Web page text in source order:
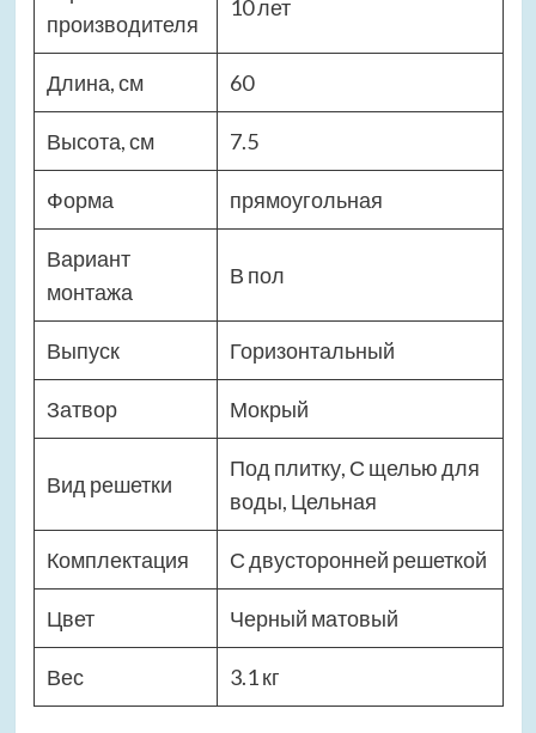
производителя
10 лет
Длина, см 60
Высота, см 7.5
Форма прямоугольная
Вариант
монтажа
В пол
Выпуск Горизонтальный
Затвор Мокрый
Вид решетки
Под плитку, С щелью для
воды, Цельная
Комплектация С двусторонней решеткой
Цвет Черный матовый
Вес 3.1 кг